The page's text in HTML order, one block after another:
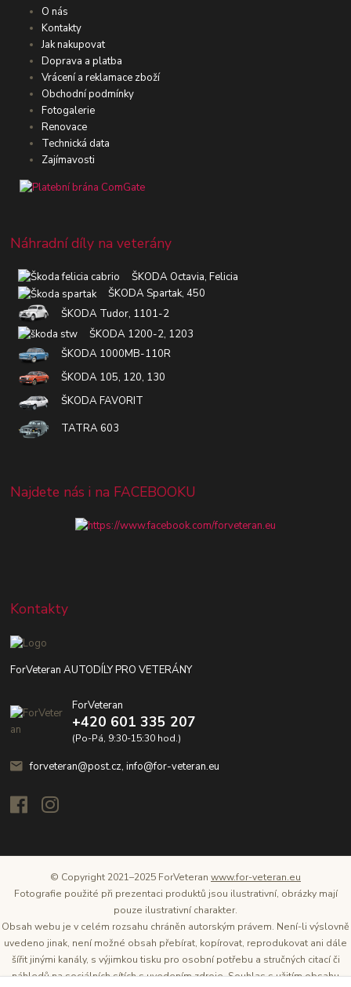
O nás
Kontakty
Jak nakupovat
Doprava a platba
Vrácení a reklamace zboží
Obchodní podmínky
Fotogalerie
Renovace
Technická data
Zajímavosti
Náhradní díly na veterány
ŠKODA Octavia, Felicia
ŠKODA Spartak, 450
ŠKODA Tudor, 1101-2
ŠKODA 1200-2, 1203
ŠKODA 1000MB-110R
ŠKODA 105, 120, 130
ŠKODA FAVORIT
TATRA 603
Najdete nás i na FACEBOOKU
Kontakty
ForVeteran AUTODÍLY PRO VETERÁNY
ForVeteran
+420 601 335 207
(Po-Pá, 9:30-15:30 hod.)
forveteran@post.cz, info@for-veteran.eu
© Copyright 2021–2025 ForVeteran www.for-veteran.eu
Fotografie použité při prezentaci produktů jsou ilustrativní, obrázky mají
pouze ilustrativní charakter.
Obsah webu je v celém rozsahu chráněn autorským právem. Není-li výslovně
uvedeno jinak, není možné obsah přebírat, kopírovat, reprodukovat ani dále
šířit jinými kanály, s výjimkou tisku pro osobní potřebu a stručných citací či
náhledů na sociálních sítích s uvedením zdroje. Souhlas s užitím obsahu